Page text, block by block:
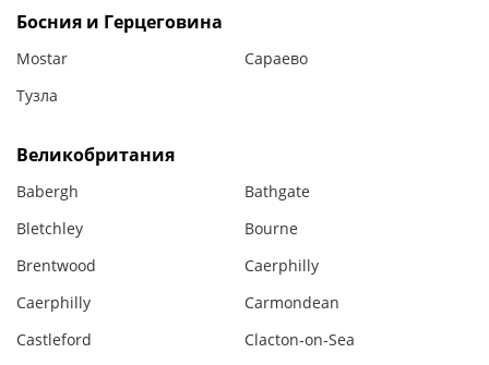
Босния и Герцеговина
Mostar
Сараево
Тузла
Великобритания
Babergh
Bathgate
Bletchley
Bourne
Brentwood
Caerphilly
Caerphilly
Carmondean
Castleford
Clacton-on-Sea